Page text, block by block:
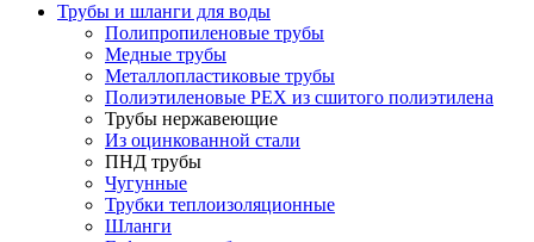
Трубы и шланги для воды
Полипропиленовые трубы
Медные трубы
Металлопластиковые трубы
Полиэтиленовые PEX из сшитого полиэтилена
Трубы нержавеющие
Из оцинкованной стали
ПНД трубы
Чугунные
Трубки теплоизоляционные
Шланги